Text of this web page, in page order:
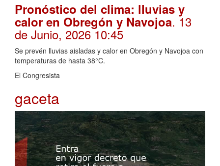
Pronóstico del clima: lluvias y
calor en Obregón y Navojoa. 13
de Junio, 2026 10:45
Se prevén lluvias aisladas y calor en Obregón y Navojoa con
temperaturas de hasta 38°C.
El Congresista
gaceta